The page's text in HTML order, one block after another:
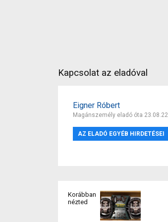
Kapcsolat az eladóval
Eigner Róbert
Magánszemély eladó óta 23.08.22
AZ ELADÓ EGYÉB HIRDETÉSEI
Korábban
nézted